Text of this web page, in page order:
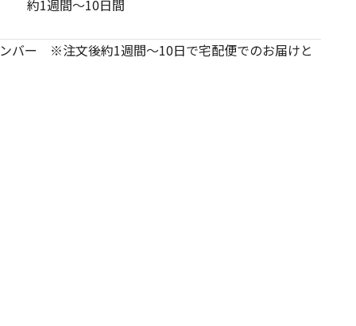
約1週間～10日間
バー ※注文後約1週間～10日で宅配便でのお届けと